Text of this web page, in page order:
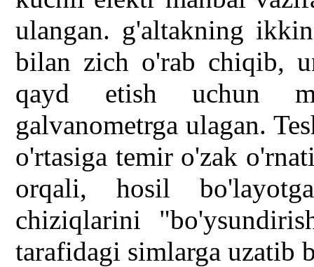
ulangan. g'altakning
bilan zich o'rab chiqib,
qayd etish uchun
galvanometrga ulagan.
o'rtasiga temir o'zak
orqali, hosil
chiziqlarini
tarafidagi simlarga uzatib